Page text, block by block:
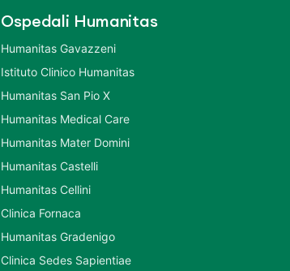
Ospedali Humanitas
Humanitas Gavazzeni
Istituto Clinico Humanitas
Humanitas San Pio X
Humanitas Medical Care
Humanitas Mater Domini
Humanitas Castelli
Humanitas Cellini
Clinica Fornaca
Humanitas Gradenigo
Clinica Sedes Sapientiae